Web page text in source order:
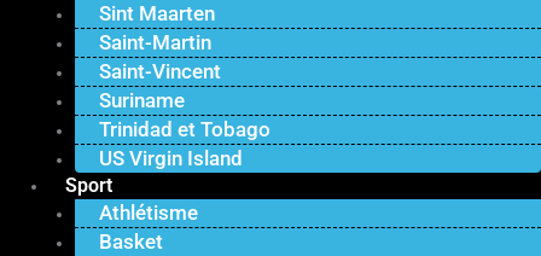
Sint Maarten
Saint-Martin
Saint-Vincent
Suriname
Trinidad et Tobago
US Virgin Island
Sport
Athlétisme
Basket